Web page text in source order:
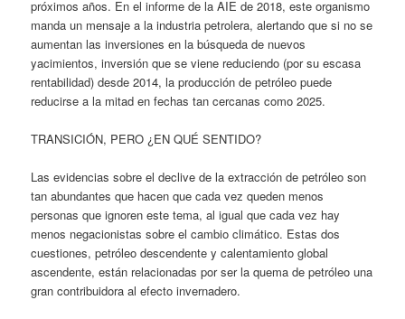
próximos años. En el informe de la AIE de 2018, este organismo
manda un mensaje a la industria petrolera, alertando que si no se
aumentan las inversiones en la búsqueda de nuevos
yacimientos, inversión que se viene reduciendo (por su escasa
rentabilidad) desde 2014, la producción de petróleo puede
reducirse a la mitad en fechas tan cercanas como 2025.
TRANSICIÓN, PERO ¿EN QUÉ SENTIDO?
Las evidencias sobre el declive de la extracción de petróleo son
tan abundantes que hacen que cada vez queden menos
personas que ignoren este tema, al igual que cada vez hay
menos negacionistas sobre el cambio climático. Estas dos
cuestiones, petróleo descendente y calentamiento global
ascendente, están relacionadas por ser la quema de petróleo una
gran contribuidora al efecto invernadero.